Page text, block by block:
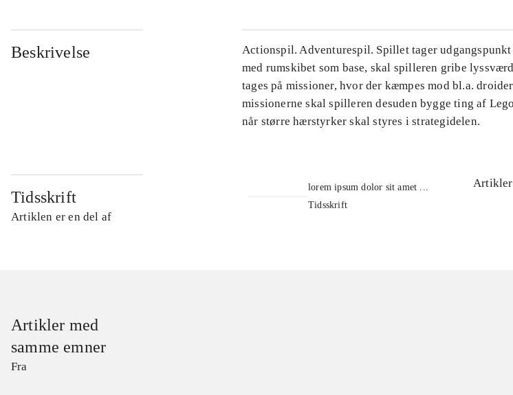
Beskrivelse
Actionspil. Adventurespil. Spillet tager
med rumskibet som base, skal spilleren gribe
tages på missioner, hvor der kæmpes mod bl.a.
missionerne skal spilleren desuden bygge ting af
når større hærstyrker skal styres i strategidelen.
Tidsskrift
Artiklen er en del af
lorem ipsum dolor sit amet ...
Tidsskrift
Artikler med
samme emner
Fra